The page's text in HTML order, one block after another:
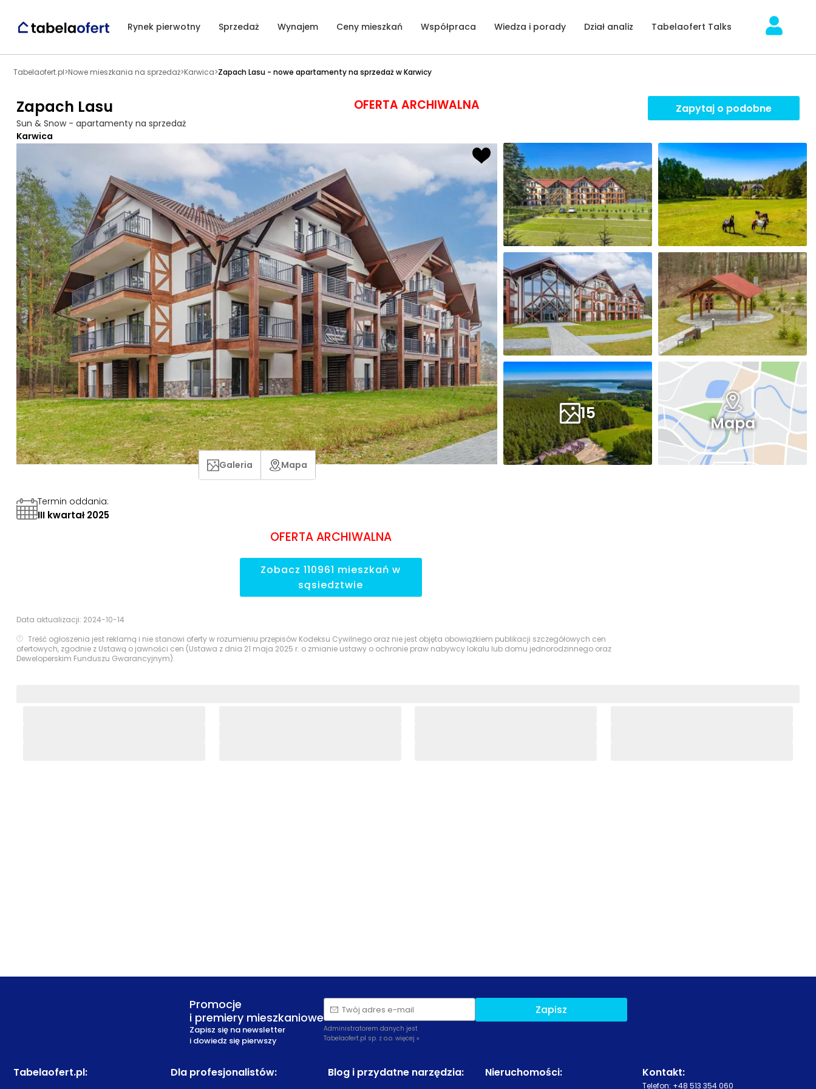
Rynek pierwotny Sprzedaż Wynajem Ceny mieszkań Współpraca Wiedza i porady Dział analiz Tabelaofert Talks
Tabelaofert.pl>Nowe mieszkania na sprzedaż>Karwica>Zapach Lasu - nowe apartamenty na sprzedaż w Karwicy
Zapach Lasu
Sun & Snow - apartamenty na sprzedaż
OFERTA ARCHIWALNA Zapytaj o podobne
Karwica
15 Mapa
Galeria Mapa
Termin oddania:
III kwartał 2025
OFERTA ARCHIWALNA
Zobacz 110961 mieszkań w
sąsiedztwie
Data aktualizacji: 2024-10-14
Treść ogłoszenia jest reklamą i nie stanowi oferty w rozumieniu przepisów Kodeksu Cywilnego oraz nie jest objęta obowiązkiem publikacji szczegółowych cen
ofertowych, zgodnie z Ustawą o jawności cen (Ustawa z dnia 21 maja 2025 r. o zmianie ustawy o ochronie praw nabywcy lokalu lub domu jednorodzinnego oraz
Deweloperskim Funduszu Gwarancyjnym).
Promocje
i premiery mieszkaniowe
Zapisz się na newsletter
i dowiedz się pierwszy
Twój adres e-mail
Administratorem danych jest
Tabelaofert.pl sp. z o.o. więcej »
Zapisz
Tabelaofert.pl: Dla profesjonalistów: Blog i przydatne narzędzia: Nieruchomości: Kontakt:
Telefon: +48 513 354 060